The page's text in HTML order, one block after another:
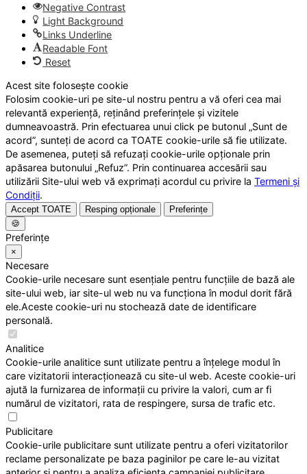
Negative Contrast
Light Background
Links Underline
Readable Font
Reset
Acest site folosește cookie
Folosim cookie-uri pe site-ul nostru pentru a vă oferi cea mai
relevantă experiență, reținând preferințele și vizitele
dumneavoastră. Prin efectuarea unui click pe butonul „Sunt de
acord”, sunteți de acord ca TOATE cookie-urile să fie utilizate.
De asemenea, puteți să refuzați cookie-urile opționale prin
apăsarea butonului „Refuz”. Prin continuarea accesării sau
utilizării Site-ului web vă exprimați acordul cu privire la Termeni și
Condiții.
Accept TOATE Resping opționale
Preferințe
🍪
Preferințe
×
Necesare
Cookie-urile necesare sunt esențiale pentru funcțiile de bază ale
site-ului web, iar site-ul web nu va funcționa în modul dorit fără
ele.Aceste cookie-uri nu stochează date de identificare
personală.
Analitice
Cookie-urile analitice sunt utilizate pentru a înțelege modul în
care vizitatorii interacționează cu site-ul web. Aceste cookie-uri
ajută la furnizarea de informații cu privire la valori, cum ar fi
numărul de vizitatori, rata de respingere, sursa de trafic etc.
Publicitare
Cookie-urile publicitare sunt utilizate pentru a oferi vizitatorilor
reclame personalizate pe baza paginilor pe care le-au vizitat